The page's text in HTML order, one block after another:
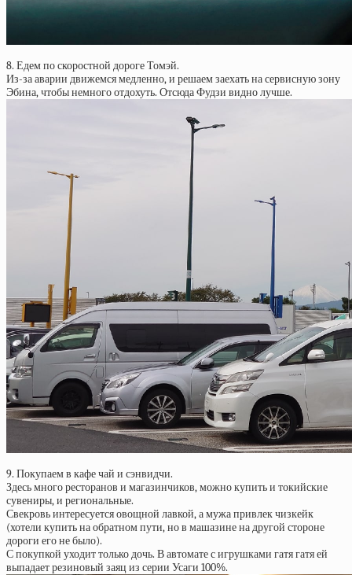
8. Едем по скоростной дороге Томэй.
Из-за аварии движемся медленно, и решаем заехать на сервисную зону
Эбина, чтобы немного отдохуть. Отсюда Фудзи видно лучше.
9. Покупаем в кафе чай и сэнвидчи.
Здесь много ресторанов и магазинчиков, можно купить и токийские
сувениры, и региональные.
Свекровь интересуется овощной лавкой, а мужа привлек чизкейк
(хотели купить на обратном пути, но в машазине на другой стороне
дороги его не было).
С покупкой уходит только дочь. В автомате с игрушками гатя гатя ей
выпадает резиновый заяц из серии Усаги 100%.